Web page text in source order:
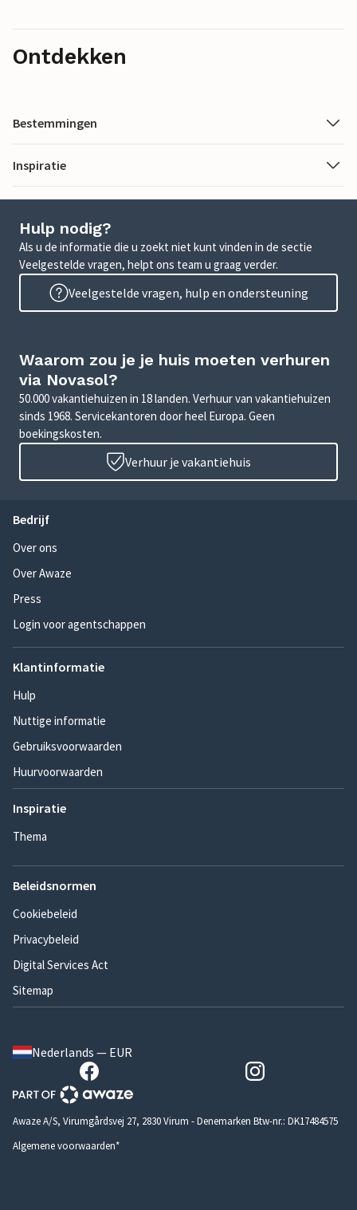
Ontdekken
Bestemmingen
Inspiratie
Hulp nodig?
Als u de informatie die u zoekt niet kunt vinden in de sectie
Veelgestelde vragen, helpt ons team u graag verder.
Veelgestelde vragen, hulp en ondersteuning
Waarom zou je je huis moeten verhuren
via Novasol?
50.000 vakantiehuizen in 18 landen. Verhuur van vakantiehuizen
sinds 1968. Servicekantoren door heel Europa. Geen
boekingskosten.
Verhuur je vakantiehuis
Bedrijf
Over ons
Over Awaze
Press
Login voor agentschappen
Klantinformatie
Hulp
Nuttige informatie
Gebruiksvoorwaarden
Huurvoorwaarden
Inspiratie
Thema
Beleidsnormen
Cookiebeleid
Privacybeleid
Digital Services Act
Sitemap
Nederlands — EUR
Awaze A/S, Virumgårdsvej 27, 2830 Virum - Denemarken Btw-nr.: DK17484575
Algemene voorwaarden*